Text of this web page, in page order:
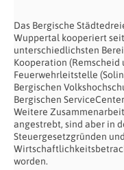
Das Bergische
Wuppertal kooperiert
unterschiedlichsten
Kooperation
Feuerwehrleitstelle
Bergischen
Bergischen
Weitere
angestrebt, sind aber in
Steuergesetzgründen
worden.